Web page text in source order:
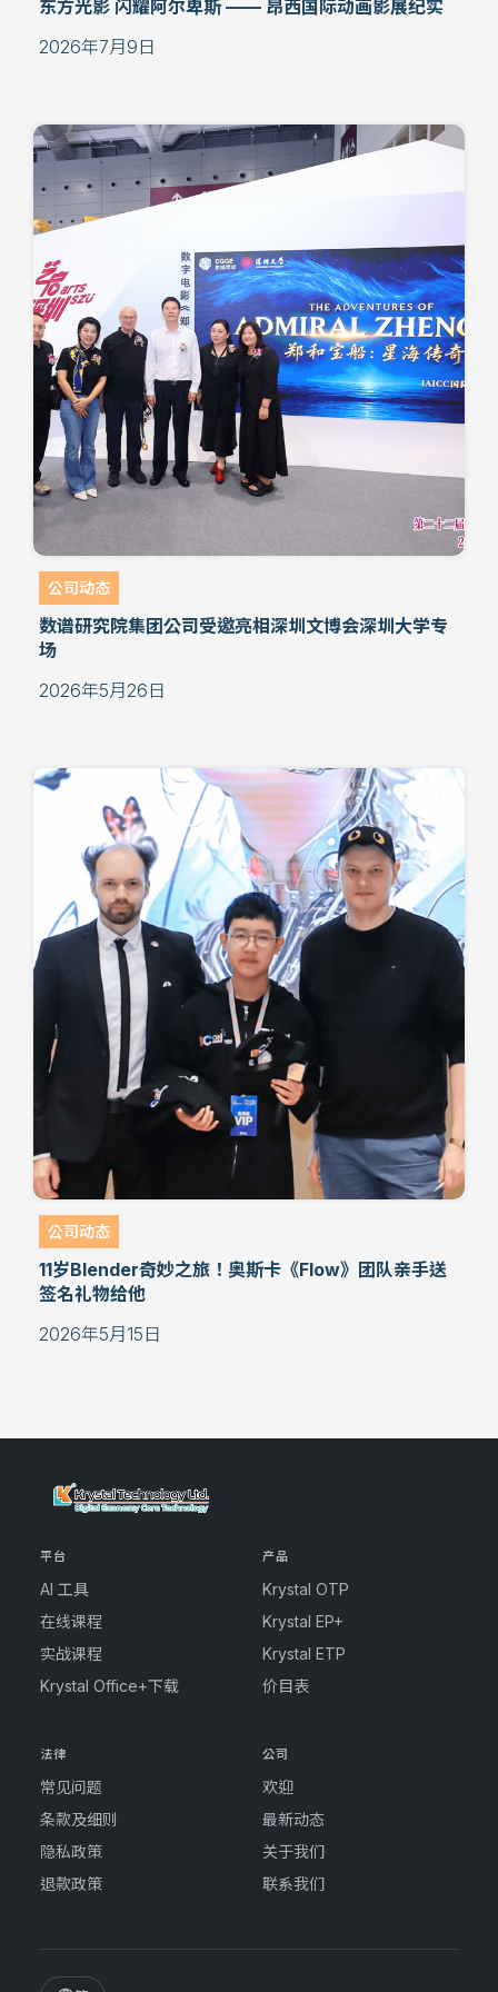
东方光影 闪耀阿尔卑斯 —— 昂西国际动画影展纪实
2026年7月9日
公司动态
数谱研究院集团公司受邀亮相深圳文博会深圳大学专
场
2026年5月26日
公司动态
11岁Blender奇妙之旅！奥斯卡《Flow》团队亲手送
签名礼物给他
2026年5月15日
平台
AI 工具
在线课程
实战课程
Krystal Office+下载
产品
Krystal OTP
Krystal EP+
Krystal ETP
价目表
法律
常见问题
条款及细则
隐私政策
退款政策
公司
欢迎
最新动态
关于我们
联系我们